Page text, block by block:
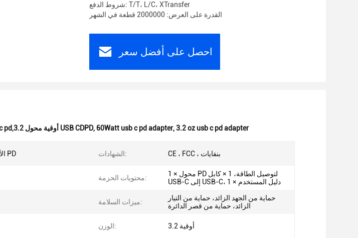
شروط الدفع: T/T، L/C، XTransfer
القدرة على العرض: 2000000 قطعة في الشهر
احصل على أفضل سعر
محول USB cpd 3A,محول 60 واط USB c pd,3.2 أوقية محول USB CDPD, 60Watt usb c pd adapter,3.2 oz usb c pd adapter
الأجهزة التي تدعم PD الشهادات: CE ، FCC ، بنفايات
محتويات الحزمة:
1 × محول PD لتوصيل الطاقة، 1 × كابل
USB-C إلى USB-C، 1 × دليل المستخدم
ميزات السلامة:
حماية من الجهد الزائد، حماية من التيار
الزائد، حماية من قصر الدائرة
الوزن: 3.2 أوقية